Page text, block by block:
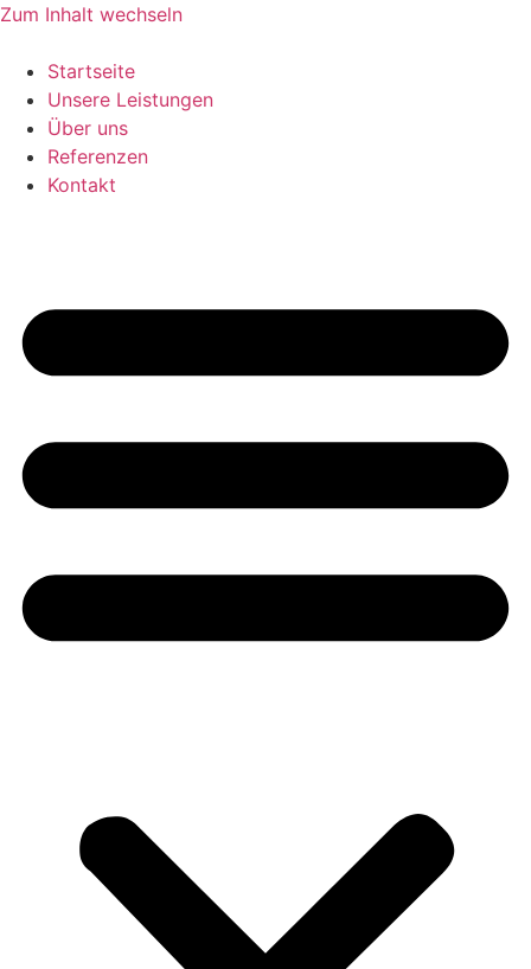
Zum Inhalt wechseln
Startseite
Unsere Leistungen
Über uns
Referenzen
Kontakt